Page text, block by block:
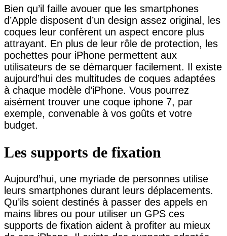
Bien qu’il faille avouer que les smartphones
d’Apple disposent d’un design assez original, les
coques leur confèrent un aspect encore plus
attrayant. En plus de leur rôle de protection, les
pochettes pour iPhone permettent aux
utilisateurs de se démarquer facilement. Il existe
aujourd’hui des multitudes de coques adaptées
à chaque modèle d’iPhone. Vous pourrez
aisément trouver une coque iphone 7, par
exemple, convenable à vos goûts et votre
budget.
Les supports de fixation
Aujourd’hui, une myriade de personnes utilise
leurs smartphones durant leurs déplacements.
Qu’ils soient destinés à passer des appels en
mains libres ou pour utiliser un GPS ces
supports de fixation aident à profiter au mieux